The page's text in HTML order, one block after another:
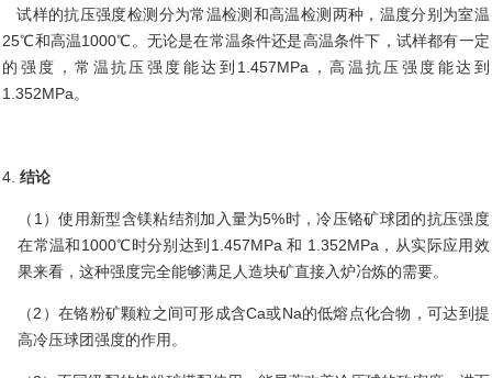
试样的抗压强度检测分为常温检测和高温检测两种，温度分别为室温
25℃和高温1000℃。无论是在常温条件还是高温条件下，试样都有一定
的强度，常温抗压强度能达到1.457MPa，高温抗压强度能达到
1.352MPa。
4.结论
（1）使用新型含镁粘结剂加入量为5%时，冷压铬矿球团的抗压强度
在常温和1000℃时分别达到1.457MPa 和 1.352MPa，从实际应用效
果来看，这种强度完全能够满足人造块矿直接入炉冶炼的需要。
（2）在铬粉矿颗粒之间可形成含Ca或Na的低熔点化合物，可达到提
高冷压球团强度的作用。